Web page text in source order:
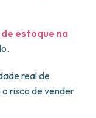
estoque na
real de
risco de vender